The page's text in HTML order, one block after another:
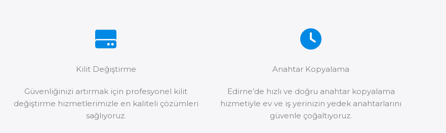
Kilit Değiştirme
Güvenliğinizi artırmak için profesyonel kilit
değiştirme hizmetlerimizle en kaliteli çözümleri
sağlıyoruz.
Anahtar Kopyalama
Edirne’de hızlı ve doğru anahtar kopyalama
hizmetiyle ev ve iş yerinizin yedek anahtarlarını
güvenle çoğaltıyoruz.